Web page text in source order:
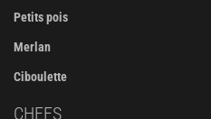
Petits pois
Merlan
Ciboulette
CHEFS